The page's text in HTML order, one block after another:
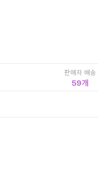
판매자 배송
59